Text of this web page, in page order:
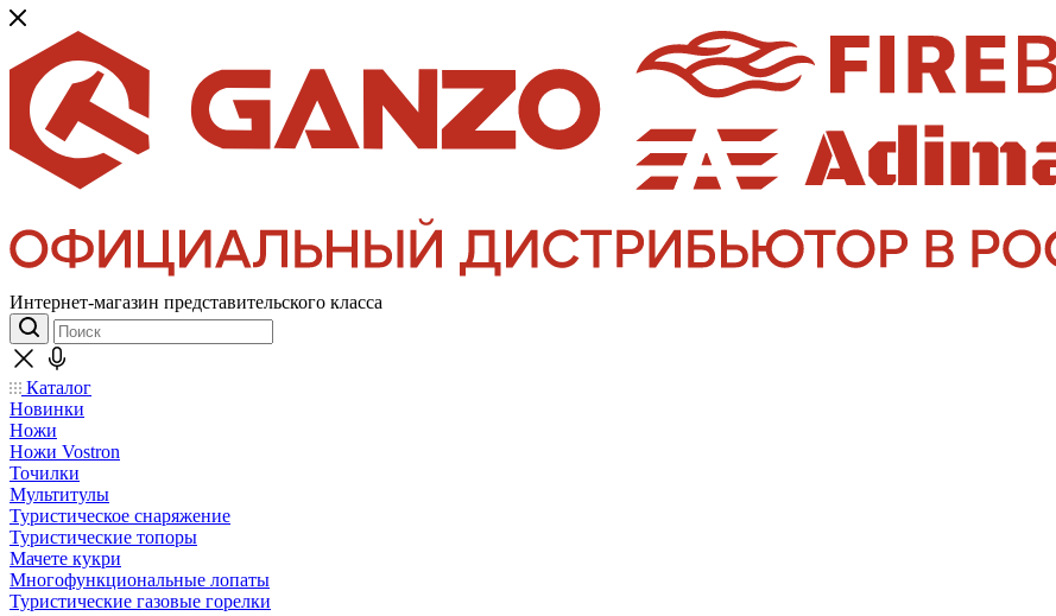
Интернет-магазин представительского класса
Каталог
Новинки
Ножи
Ножи Vostron
Точилки
Мультитулы
Туристическое снаряжение
Туристические топоры
Мачете кукри
Многофункциональные лопаты
Туристические газовые горелки